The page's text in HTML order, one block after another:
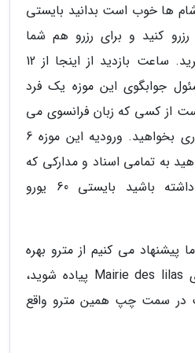
ها خوب است بدانید بایستی
رزرو کنید و برای رزرو هم شما
بایستی تماس تلفنی بگیرید. ساعت بازدید از اینجا از 12
جوابگوی این موزه یک فرد
از کسی که زبان فرانسوی می
داند برای تماس گرفتن یاری بخواهید. ورودیه این موزه 6
به تمامی اسناد و مدارکی که
در اینجاست دسترسی داشته باشید بایستی 60 یورو
پیشنهاد می کنیم از مترو بهره
ببرید و در ایستگاه متروی Mairie des lilas پیاده شوید،
در سمت چپ همین مترو واقع